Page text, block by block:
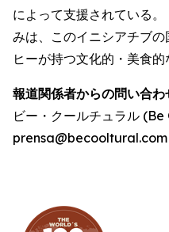
によって支援されている
みは、このイニシアチブ
ヒーが持つ文化的・美食的
報道関係者からの問い合わ
ビー・クールチュラル
prensa@becooltural.com